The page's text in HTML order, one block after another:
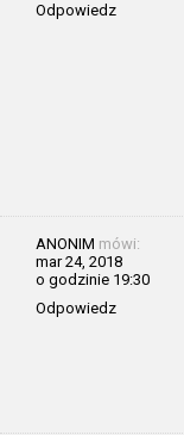
Odpowiedz
ANONIM mówi:
mar 24, 2018
o godzinie 19:30
Odpowiedz